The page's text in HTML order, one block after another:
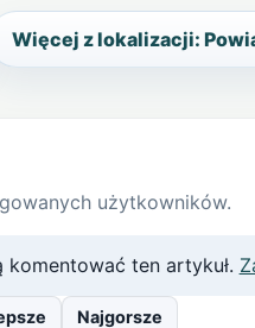
Więcej z lokalizacji:
użytkowników.
ten artykuł.
Najgorsze